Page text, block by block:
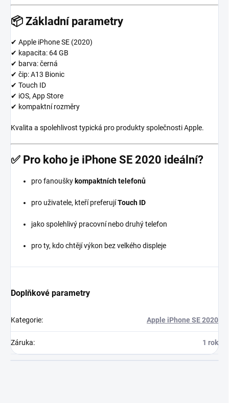
📦 Základní parametry
✔ Apple iPhone SE (2020)
✔ kapacita: 64 GB
✔ barva: černá
✔ čip: A13 Bionic
✔ Touch ID
✔ iOS, App Store
✔ kompaktní rozměry
Kvalita a spolehlivost typická pro produkty společnostiApple.
✅ Pro koho je iPhone SE 2020 ideální?
pro fanoušky kompaktních telefonů
pro uživatele, kteří preferujíTouch ID
jako spolehlivý pracovní nebo druhý telefon
pro ty, kdo chtějí výkon bez velkého displeje
Doplňkové parametry
Kategorie: Apple iPhone SE 2020
Záruka: 1 rok